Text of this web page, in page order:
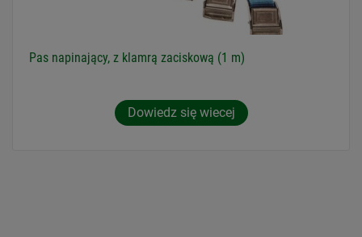
Pas napinający, z klamrą zaciskową (1 m)
Dowiedz się wiecej